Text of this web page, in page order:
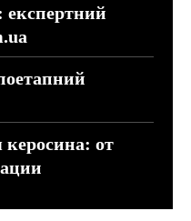
експертний
от